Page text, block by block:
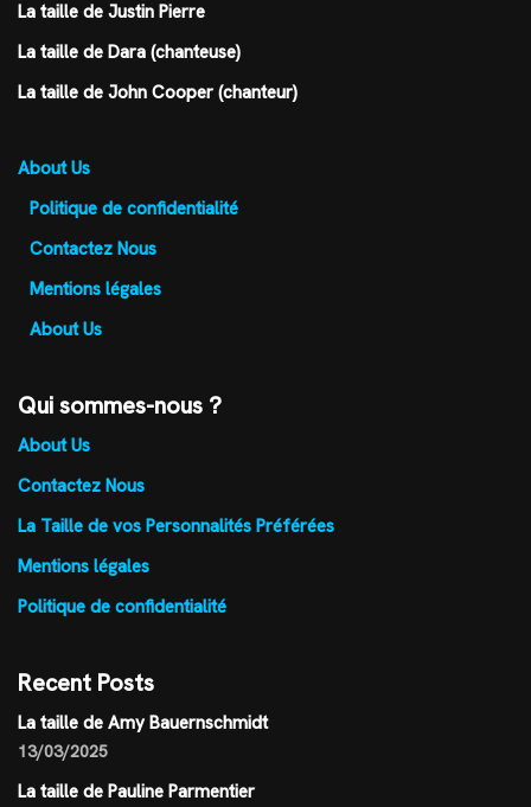
La taille de Justin Pierre
La taille de Dara (chanteuse)
La taille de John Cooper (chanteur)
About Us
Politique de confidentialité
Contactez Nous
Mentions légales
About Us
Qui sommes-nous ?
About Us
Contactez Nous
La Taille de vos Personnalités Préférées
Mentions légales
Politique de confidentialité
Recent Posts
La taille de Amy Bauernschmidt
13/03/2025
La taille de Pauline Parmentier